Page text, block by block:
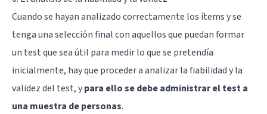
Cuando se hayan analizado correctamente los ítems y se
tenga una selección final con aquellos que puedan formar
un test que sea útil para medir lo que se pretendía
inicialmente, hay que proceder a analizar la fiabilidad y la
validez del test, ypara ello se debe administrar el test a
una muestra de personas.